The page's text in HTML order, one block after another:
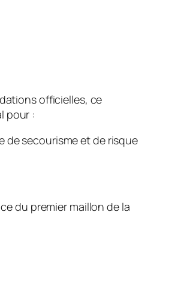
officielles, ce
pour :
de secourisme et de risque
du premier maillon de la